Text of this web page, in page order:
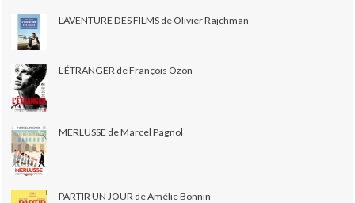
L’AVENTURE DES FILMS de Olivier Rajchman
L’ÉTRANGER de François Ozon
MERLUSSE de Marcel Pagnol
PARTIR UN JOUR de Amélie Bonnin